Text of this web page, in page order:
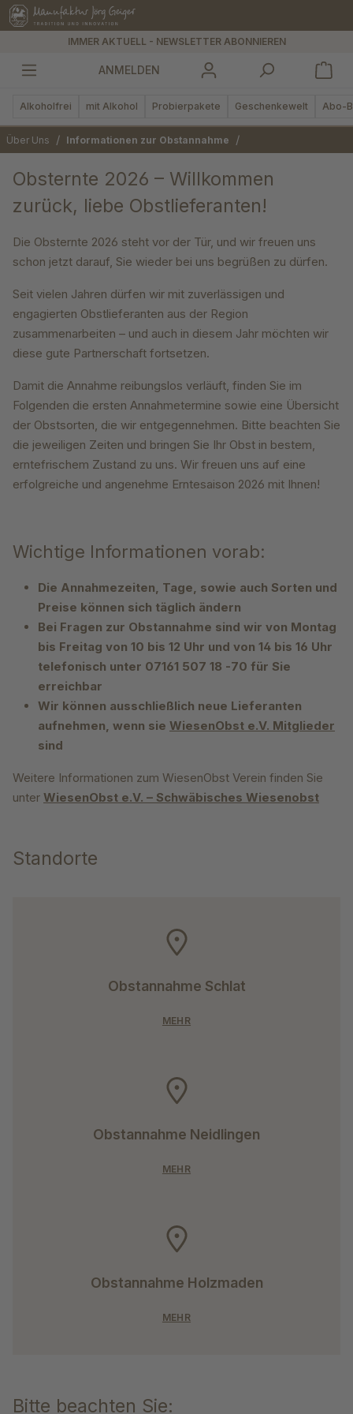
springen
IMMER AKTUELL - NEWSLETTER ABONNIEREN
ANMELDEN
Alkoholfrei mit Alkohol Probierpakete Geschenkewelt Abo-
Über Uns / Informationen zur Obstannahme /
Obsternte 2026 – Willkommen
zurück, liebe Obstlieferanten!
Die Obsternte 2026 steht vor der Tür, und wir freuen uns
schon jetzt darauf, Sie wieder bei uns begrüßen zu dürfen.
Seit vielen Jahren dürfen wir mit zuverlässigen und
engagierten Obstlieferanten aus der Region
zusammenarbeiten – und auch in diesem Jahr möchten wir
diese gute Partnerschaft fortsetzen.
Damit die Annahme reibungslos verläuft, finden Sie im
Folgenden die ersten Annahmetermine sowie eine Übersicht
der Obstsorten, die wir entgegennehmen. Bitte beachten Sie
die jeweiligen Zeiten und bringen Sie Ihr Obst in bestem,
erntefrischem Zustand zu uns. Wir freuen uns auf eine
erfolgreiche und angenehme Erntesaison 2026 mit Ihnen!
Wichtige Informationen vorab:
Die Annahmezeiten, Tage, sowie auch Sorten und
Preise können sich täglich ändern
Bei Fragen zur Obstannahme sind wir von Montag
bis Freitag von 10 bis 12 Uhr und von 14 bis 16 Uhr
telefonisch unter 07161 507 18 -70 für Sie
erreichbar
Wir können ausschließlich neue Lieferanten
aufnehmen, wenn sie WiesenObst e.V. Mitglieder
sind
Weitere Informationen zum WiesenObst Verein finden Sie
unter WiesenObst e.V. – Schwäbisches Wiesenobst
Standorte
Obstannahme Schlat
MEHR
Obstannahme Neidlingen
MEHR
Obstannahme Holzmaden
MEHR
Bitte beachten Sie: